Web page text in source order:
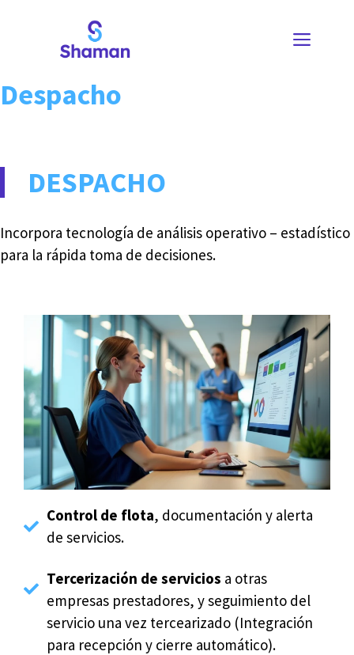
contenido
Despacho
DESPACHO
Incorpora tecnología de análisis operativo – estadístico
para la rápida toma de decisiones.
Control de flota, documentación y alerta
de servicios.
Tercerización de servicios a otras
empresas prestadores, y seguimiento del
servicio una vez tercearizado (Integración
para recepción y cierre automático).